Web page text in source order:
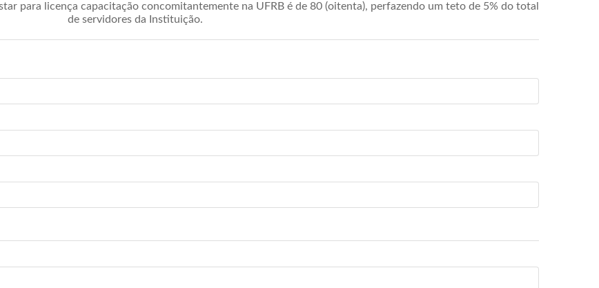
para licença capacitação concomitantemente na UFRB é de 80 (oitenta), perfazendo um teto de 5% do total
de servidores da Instituição.